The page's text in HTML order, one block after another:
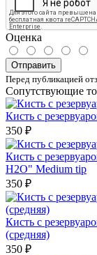
Оценка
Отправить
Перед публикацией
Сопутствующие
Кисть с
350 ₽
Кисть с
H2O" Medium tip
350 ₽
Кисть с
(средняя)
350 ₽